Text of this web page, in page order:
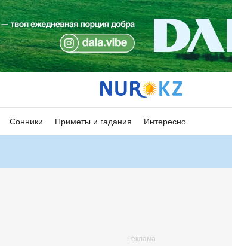
Сонники Приметы и гадания Интересно